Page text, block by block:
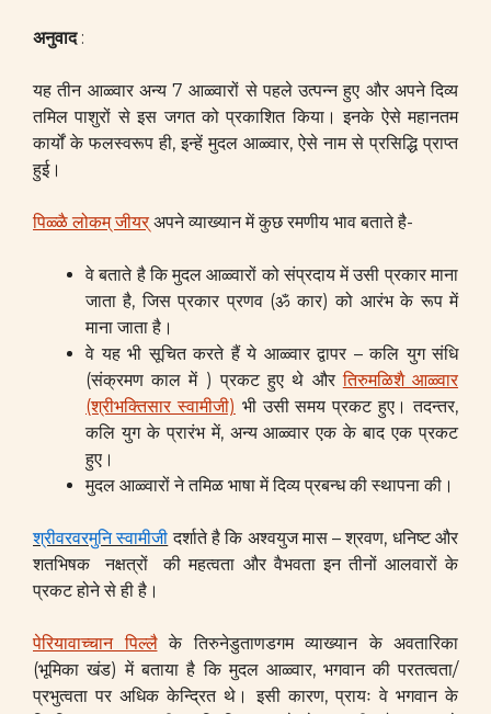
अनुवाद:
यह तीन आळ्वार अन्य 7 आळ्वारों से पहले उत्पन्न हुए और अपने दिव्य
तमिल पाशुरों से इस जगत को प्रकाशित किया। इनके ऐसे महानतम
कार्यों के फलस्वरूप ही, इन्हें मुदल आळ्वार, ऐसे नाम से प्रसिद्धि प्राप्त
हुई।
पिळ्ळै लोकम् जीयर्अपने व्याख्यान में कुछ रमणीय भाव बताते है-
वे बताते है कि मुदल आळ्वारों को संप्रदाय में उसी प्रकार माना
जाता है, जिस प्रकार प्रणव (ॐ कार) को आरंभ के रूप में
माना जाता है।
वे यह भी सूचित करते हैं ये आळ्वार द्वापर – कलि युग संधि
(संक्रमण काल में ) प्रकट हुए थे औरतिरुमळिशै आळ्वार
(श्रीभक्तिसार स्वामीजी) भी उसी समय प्रकट हुए। तदन्तर,
कलि युग के प्रारंभ में, अन्य आळ्वार एक के बाद एक प्रकट
हुए।
मुदल आळ्वारों ने तमिळ भाषा में दिव्य प्रबन्ध की स्थापना की।
श्रीवरवरमुनि स्वामीजी दर्शाते है कि अश्वयुज मास – श्रवण, धनिष्ट और
शतभिषक नक्षत्रों की महत्वता और वैभवता इन तीनों आलवारों के
प्रकट होने से ही है।
पेरियावाच्चान पिल्लैके तिरुनेडुताणडगम व्याख्यान के अवतारिका
(भूमिका खंड) में बताया है कि मुदल आळ्वार, भगवान की परतत्वता/
प्रभुत्वता पर अधिक केन्द्रित थे। इसी कारण, प्रायः वे भगवान के